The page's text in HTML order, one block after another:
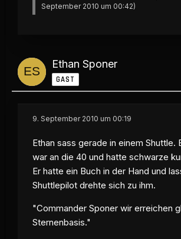
September 2010 um 00:42)
Ethan Sponer
GAST
9. September 2010 um 00:19
Ethan sass gerade in einem Shuttle.
war an die 40 und hatte schwarze
Er hatte ein Buch in der Hand und
Shuttlepilot drehte sich zu ihm.
"Commander Sponer wir erreichen
Sternenbasis."